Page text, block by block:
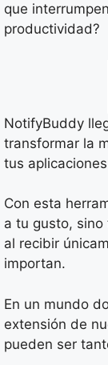
que
productividad?
NotifyBuddy
transformar la
tus
Con esta
a tu gusto,
al recibir
importan.
En un mundo
extensión de
pueden ser